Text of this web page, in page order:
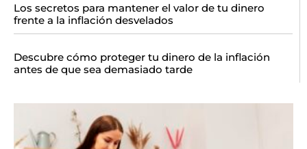
Los secretos para mantener el valor de tu dinero
frente a la inflación desvelados
Descubre cómo proteger tu dinero de la inflación
antes de que sea demasiado tarde